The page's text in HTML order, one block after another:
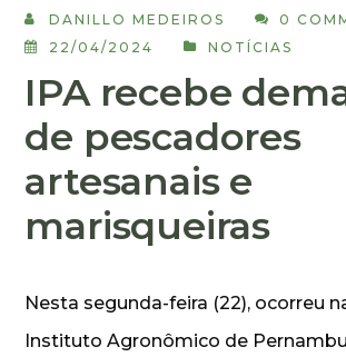
DANILLO MEDEIROS
0
22/04/2024
NOTÍCIAS
IPA recebe
de pescadores
artesanais e
marisqueiras
Nesta segunda-feira (22), ocorreu
Instituto Agronômico de